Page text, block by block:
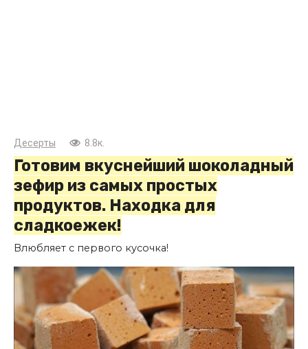
Десерты 8.8к.
Готовим вкуснейший шоколадный
зефир из самых простых
продуктов. Находка для
сладкоежек!
Влюбляет с первого кусочка!